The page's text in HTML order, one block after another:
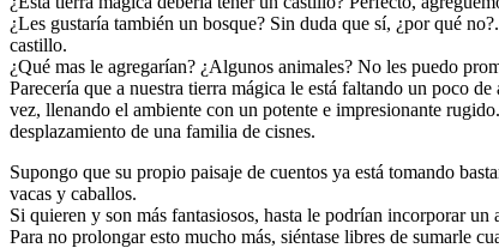
¿Les gustaría también un bosque? Sin duda que sí, ¿por qué
castillo.
¿Qué mas le agregarían? ¿Algunos animales? No les puedo
Parecería que a nuestra tierra mágica le está faltando un poco
vez, llenando el ambiente con un potente e impresionante
desplazamiento de una familia de cisnes.
Supongo que su propio paisaje de cuentos ya está tomando
vacas y caballos.
Si quieren y son más fantasiosos, hasta le podrían incorporar un
Para no prolongar esto mucho más, siéntase libres de sumarle